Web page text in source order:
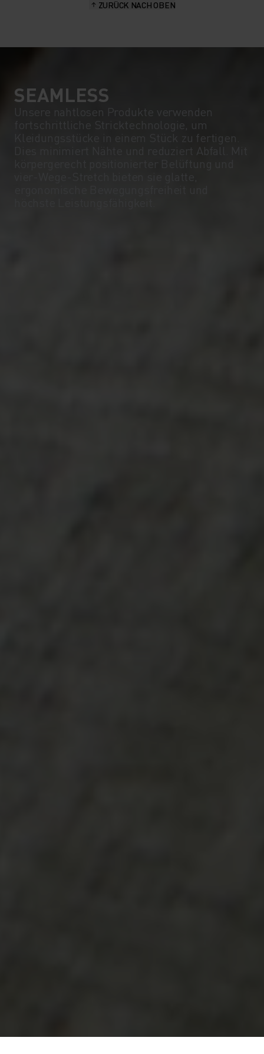
ZURÜCK NACH OBEN
SEAMLESS
Unsere nahtlosen Produkte verwenden
fortschrittliche Stricktechnologie, um
Kleidungsstücke in einem Stück zu fertigen.
Dies minimiert Nähte und reduziert Abfall. Mit
körpergerecht positionierter Belüftung und